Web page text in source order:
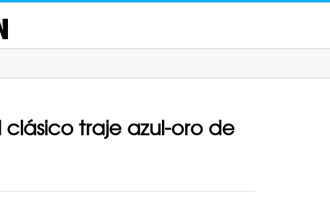
clásico traje azul-oro de